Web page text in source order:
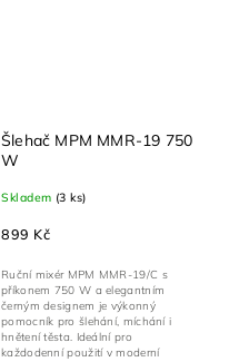
Šlehač MPM MMR-19 750
W
Skladem (3 ks)
899 Kč
Ruční mixér MPM MMR-19/C s
příkonem 750 W a elegantním
černým designem je výkonný
pomocník pro šlehání, míchání i
hnětení těsta. Ideální pro
každodenní použití v moderní